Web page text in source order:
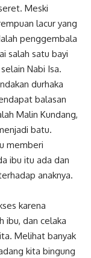
Meski
lacur yang
penggembala
salah satu bayi
Nabi Isa.
durhaka
balasan
Malin Kundang,
batu.
memberi
ibu itu ada dan
anaknya.
karena
ibu, dan celaka
Melihat banyak
kita bingung